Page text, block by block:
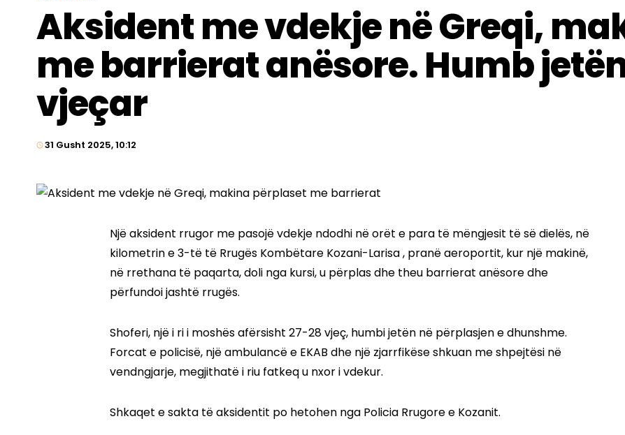
Aksident me vdekje në Greqi,
me barrierat anësore. Humb
vjeçar
31 Gusht 2025, 10:12
Një aksident rrugor me pasojë vdekje ndodhi në orët e para të mëngjesit të së dielës, në
kilometrin e 3-të të Rrugës Kombëtare Kozani-Larisa , pranë aeroportit, kur një makinë,
në rrethana të paqarta, doli nga kursi, u përplas dhe theu barrierat anësore dhe
përfundoi jashtë rrugës.
Shoferi, një i ri i moshës afërsisht 27-28 vjeç, humbi jetën në përplasjen e dhunshme.
Forcat e policisë, një ambulancë e EKAB dhe një zjarrfikëse shkuan me shpejtësi në
vendngjarje, megjithatë i riu fatkeq u nxor i vdekur.
Shkaqet e sakta të aksidentit po hetohen nga Policia Rrugore e Kozanit.